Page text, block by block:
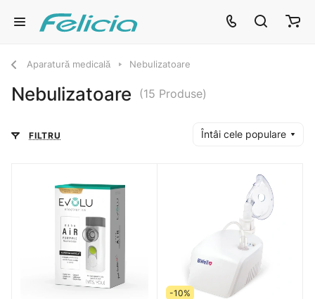
Aparatură medicală Nebulizatoare
Nebulizatoare (15 Produse)
FILTRU Întâi cele populare
-10%